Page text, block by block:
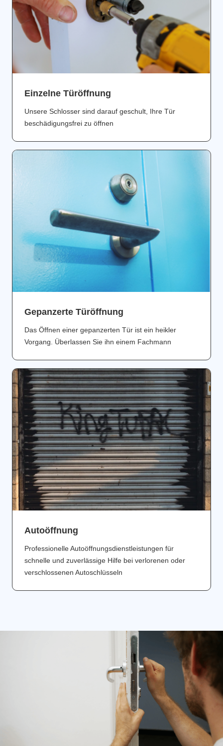
Einzelne Türöffnung
Unsere Schlosser sind darauf geschult, Ihre Tür
beschädigungsfrei zu öffnen
Gepanzerte Türöffnung
Das Öffnen einer gepanzerten Tür ist ein heikler
Vorgang. Überlassen Sie ihn einem Fachmann
Аutoöffnung
Professionelle Autoöffnungsdienstleistungen für
schnelle und zuverlässige Hilfe bei verlorenen oder
verschlossenen Autoschlüsseln